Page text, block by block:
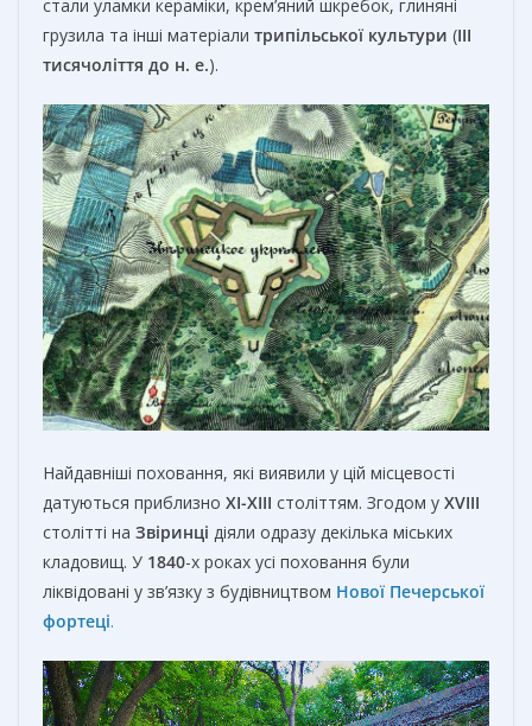
стали уламки кераміки, крем’яний шкребок, глиняні
грузила та інші матеріали трипільської культури (III
тисячоліття до н. е.).
Найдавніші поховання, які виявили у цій місцевості
датуються приблизно XI-XIII століттям. Згодом у XVIII
столітті на Звіринці діяли одразу декілька міських
кладовищ. У 1840-х роках усі поховання були
ліквідовані у зв’язку з будівництвом Нової Печерської
фортеці.